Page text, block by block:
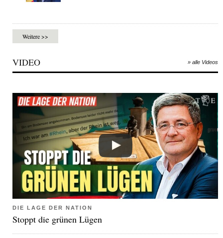
Weitere >>
VIDEO » alle Videos
DIE LAGE DER NATION
Stoppt die grünen Lügen